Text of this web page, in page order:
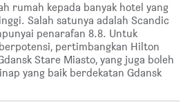
rumah kepada banyak hotel yang
Salah satunya adalah Scandic
penarafan 8.8. Untuk
pertimbangkan Hilton
Stare Miasto, yang juga boleh
yang baik berdekatan Gdansk